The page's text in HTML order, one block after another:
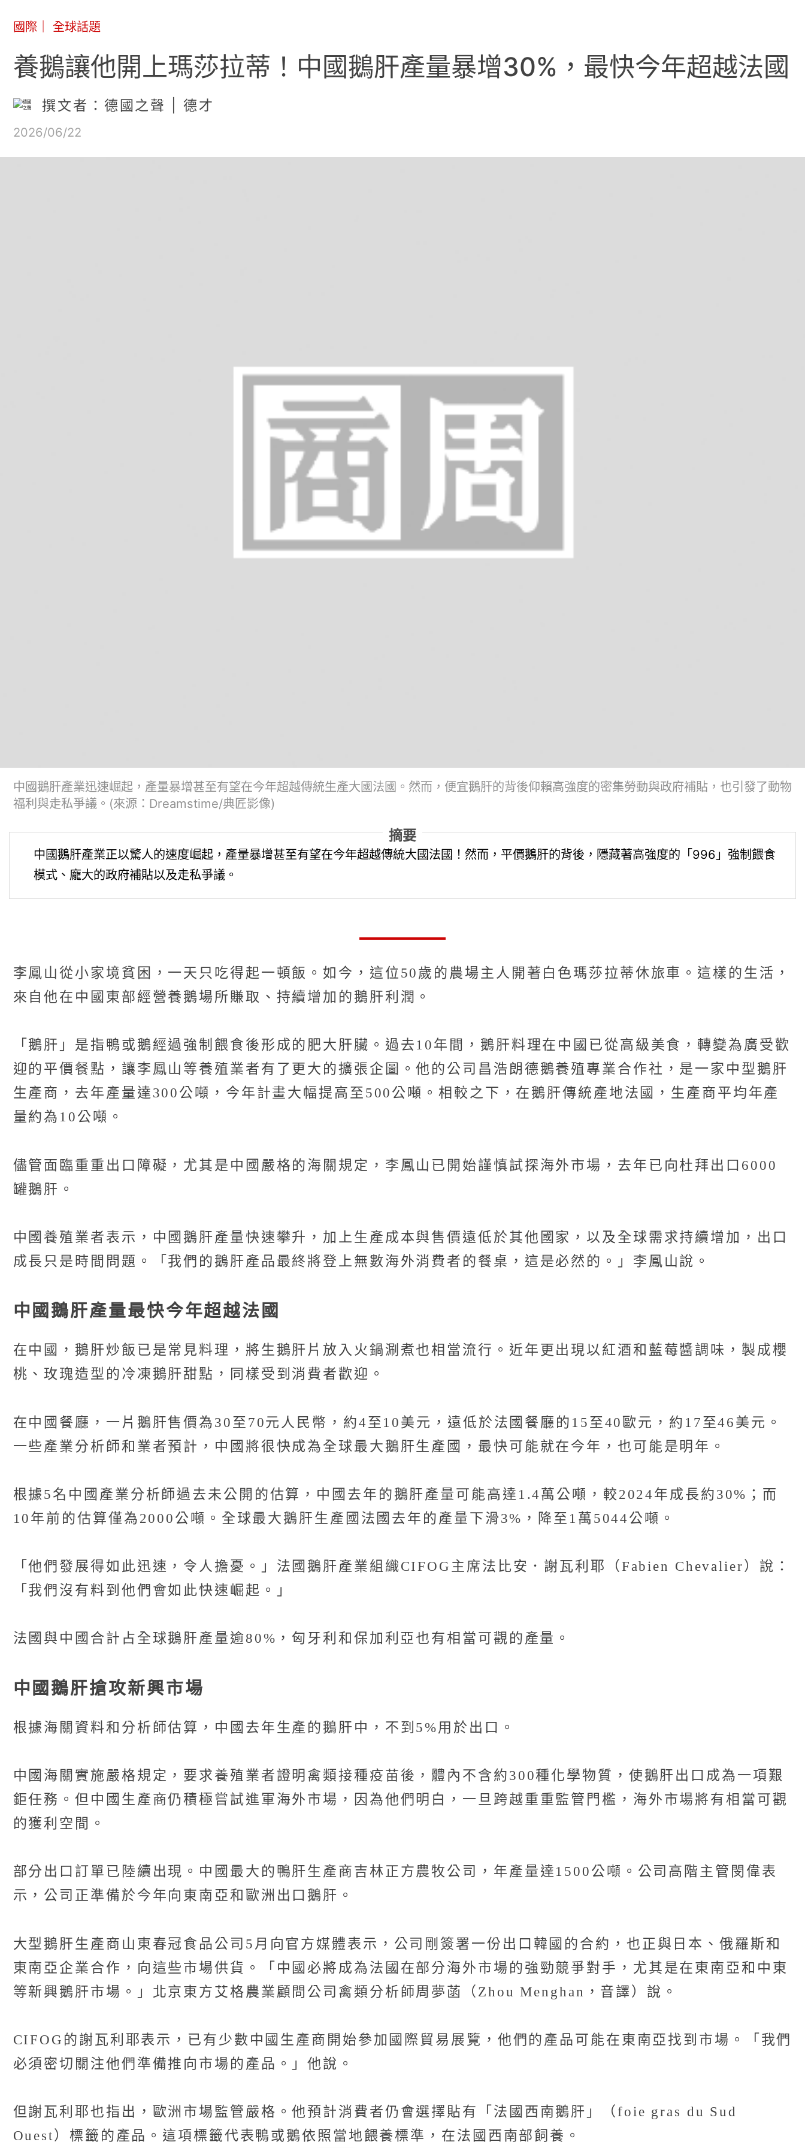
國際｜ 全球話題
養鵝讓他開上瑪莎拉蒂！中國鵝肝產量暴增30%，最快今年超越法國
撰文者：德國之聲 | 德才
2026/06/22
中國鵝肝產業迅速崛起，產量暴增甚至有望在今年超越傳統生產大國法國。然而，便宜鵝肝的背後仰賴高強度的密集勞動與政府補貼，也引發了動物
福利與走私爭議。(來源：Dreamstime/典匠影像)
摘要
中國鵝肝產業正以驚人的速度崛起，產量暴增甚至有望在今年超越傳統大國法國！然而，平價鵝肝的背後，隱藏著高強度的「996」強制餵食
模式、龐大的政府補貼以及走私爭議。
李鳳山從小家境貧困，一天只吃得起一頓飯。如今，這位50歲的農場主人開著白色瑪莎拉蒂休旅車。這樣的生活，
來自他在中國東部經營養鵝場所賺取、持續增加的鵝肝利潤。
「鵝肝」是指鴨或鵝經過強制餵食後形成的肥大肝臟。過去10年間，鵝肝料理在中國已從高級美食，轉變為廣受歡
迎的平價餐點，讓李鳳山等養殖業者有了更大的擴張企圖。他的公司昌浩朗德鵝養殖專業合作社，是一家中型鵝肝
生產商，去年產量達300公噸，今年計畫大幅提高至500公噸。相較之下，在鵝肝傳統產地法國，生產商平均年產
量約為10公噸。
儘管面臨重重出口障礙，尤其是中國嚴格的海關規定，李鳳山已開始謹慎試探海外市場，去年已向杜拜出口6000
罐鵝肝。
中國養殖業者表示，中國鵝肝產量快速攀升，加上生產成本與售價遠低於其他國家，以及全球需求持續增加，出口
成長只是時間問題。「我們的鵝肝產品最終將登上無數海外消費者的餐桌，這是必然的。」李鳳山說。
中國鵝肝產量最快今年超越法國
在中國，鵝肝炒飯已是常見料理，將生鵝肝片放入火鍋涮煮也相當流行。近年更出現以紅酒和藍莓醬調味，製成櫻
桃、玫瑰造型的冷凍鵝肝甜點，同樣受到消費者歡迎。
在中國餐廳，一片鵝肝售價為30至70元人民幣，約4至10美元，遠低於法國餐廳的15至40歐元，約17至46美元。
一些產業分析師和業者預計，中國將很快成為全球最大鵝肝生產國，最快可能就在今年，也可能是明年。
根據5名中國產業分析師過去未公開的估算，中國去年的鵝肝產量可能高達1.4萬公噸，較2024年成長約30%；而
10年前的估算僅為2000公噸。全球最大鵝肝生產國法國去年的產量下滑3%，降至1萬5044公噸。
「他們發展得如此迅速，令人擔憂。」法國鵝肝產業組織CIFOG主席法比安．謝瓦利耶（Fabien Chevalier）說：
「我們沒有料到他們會如此快速崛起。」
法國與中國合計占全球鵝肝產量逾80%，匈牙利和保加利亞也有相當可觀的產量。
中國鵝肝搶攻新興市場
根據海關資料和分析師估算，中國去年生產的鵝肝中，不到5%用於出口。
中國海關實施嚴格規定，要求養殖業者證明禽類接種疫苗後，體內不含約300種化學物質，使鵝肝出口成為一項艱
鉅任務。但中國生產商仍積極嘗試進軍海外市場，因為他們明白，一旦跨越重重監管門檻，海外市場將有相當可觀
的獲利空間。
部分出口訂單已陸續出現。中國最大的鴨肝生產商吉林正方農牧公司，年產量達1500公噸。公司高階主管閔偉表
示，公司正準備於今年向東南亞和歐洲出口鵝肝。
大型鵝肝生產商山東春冠食品公司5月向官方媒體表示，公司剛簽署一份出口韓國的合約，也正與日本、俄羅斯和
東南亞企業合作，向這些市場供貨。「中國必將成為法國在部分海外市場的強勁競爭對手，尤其是在東南亞和中東
等新興鵝肝市場。」北京東方艾格農業顧問公司禽類分析師周夢菡（Zhou Menghan，音譯）說。
CIFOG的謝瓦利耶表示，已有少數中國生產商開始參加國際貿易展覽，他們的產品可能在東南亞找到市場。「我們
必須密切關注他們準備推向市場的產品。」他說。
但謝瓦利耶也指出，歐洲市場監管嚴格。他預計消費者仍會選擇貼有「法國西南鵝肝」（foie gras du Sud
Ouest）標籤的產品。這項標籤代表鴨或鵝依照當地餵養標準，在法國西南部飼養。